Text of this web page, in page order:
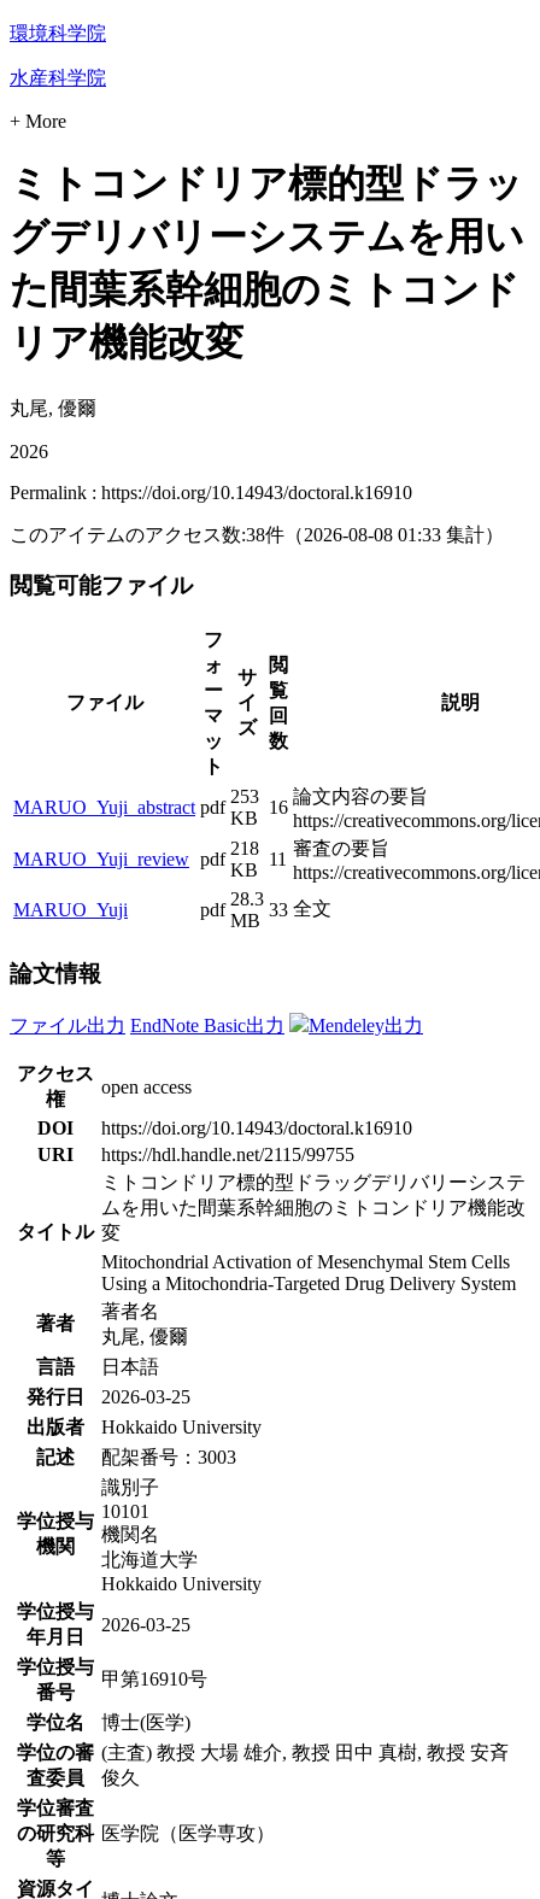
環境科学院
水産科学院
+ More
ミトコンドリア標的型ドラッ
グデリバリーシステムを用い
た間葉系幹細胞のミトコンド
リア機能改変
丸尾, 優爾
2026
Permalink : https://doi.org/10.14943/doctoral.k16910
このアイテムのアクセス数:38件 （2026-08-08 01:33 集計）
閲覧可能ファイル
ファイル
フ
ォ
ー
マ
ッ
ト
サ
イ
ズ
閲
覧
回
数
説明
MARUO_Yuji_abstract pdf
253
KB
16
論文内容の要旨
https://creativecommons.org/
MARUO_Yuji_review pdf
218
KB
11
審査の要旨
https://creativecommons.org/
MARUO_Yuji
pdf
28.3
MB
33 全文
論文情報
ファイル出力 EndNote Basic出力 Mendeley出力
アクセス
権
open access
DOI
https://doi.org/10.14943/doctoral.k16910
URI
https://hdl.handle.net/2115/99755
タイトル
ミトコンドリア標的型ドラッグデリバリーシステ
ムを用いた間葉系幹細胞のミトコンドリア機能改
変
Mitochondrial Activation of Mesenchymal Stem Cells
Using a Mitochondria-Targeted Drug Delivery System
著者
著者名
丸尾, 優爾
言語
日本語
発行日
2026-03-25
出版者
Hokkaido University
記述
配架番号：3003
学位授与
機関
識別子
10101
機関名
北海道大学
Hokkaido University
学位授与
年月日
2026-03-25
学位授与
番号
甲第16910号
学位名
博士(医学)
学位の審
査委員
(主査) 教授 大場 雄介, 教授 田中 真樹, 教授 安斉
俊久
学位審査
の研究科
等
医学院（医学専攻）
資源タイ